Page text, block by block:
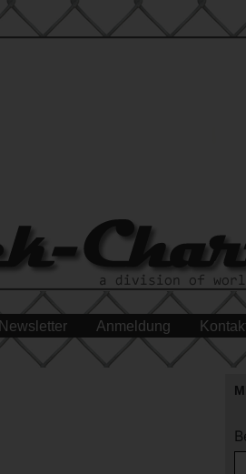
Newsletter Anmeldung